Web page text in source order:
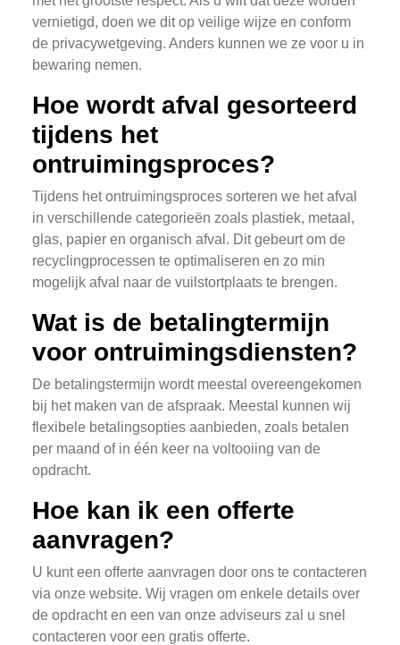
vernietigd, doen we dit op veilige wijze en conform
de privacywetgeving. Anders kunnen we ze voor u in
bewaring nemen.
Hoe wordt afval gesorteerd
tijdens het
ontruimingsproces?
Tijdens het ontruimingsproces sorteren we het afval
in verschillende categorieën zoals plastiek, metaal,
glas, papier en organisch afval. Dit gebeurt om de
recyclingprocessen te optimaliseren en zo min
mogelijk afval naar de vuilstortplaats te brengen.
Wat is de betalingtermijn
voor ontruimingsdiensten?
De betalingstermijn wordt meestal overeengekomen
bij het maken van de afspraak. Meestal kunnen wij
flexibele betalingsopties aanbieden, zoals betalen
per maand of in één keer na voltooiing van de
opdracht.
Hoe kan ik een offerte
aanvragen?
U kunt een offerte aanvragen door ons te contacteren
via onze website. Wij vragen om enkele details over
de opdracht en een van onze adviseurs zal u snel
contacteren voor een gratis offerte.